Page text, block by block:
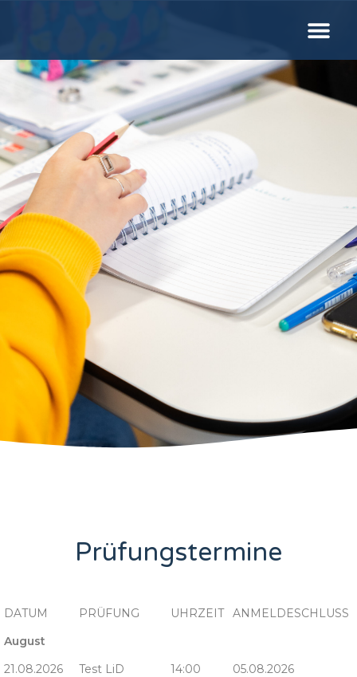
Prüfungstermine
DATUM PRÜFUNG UHRZEIT
ANMELDESCHLUSS
August
21.08.2026
Test LiD 14:00
05.08.2026